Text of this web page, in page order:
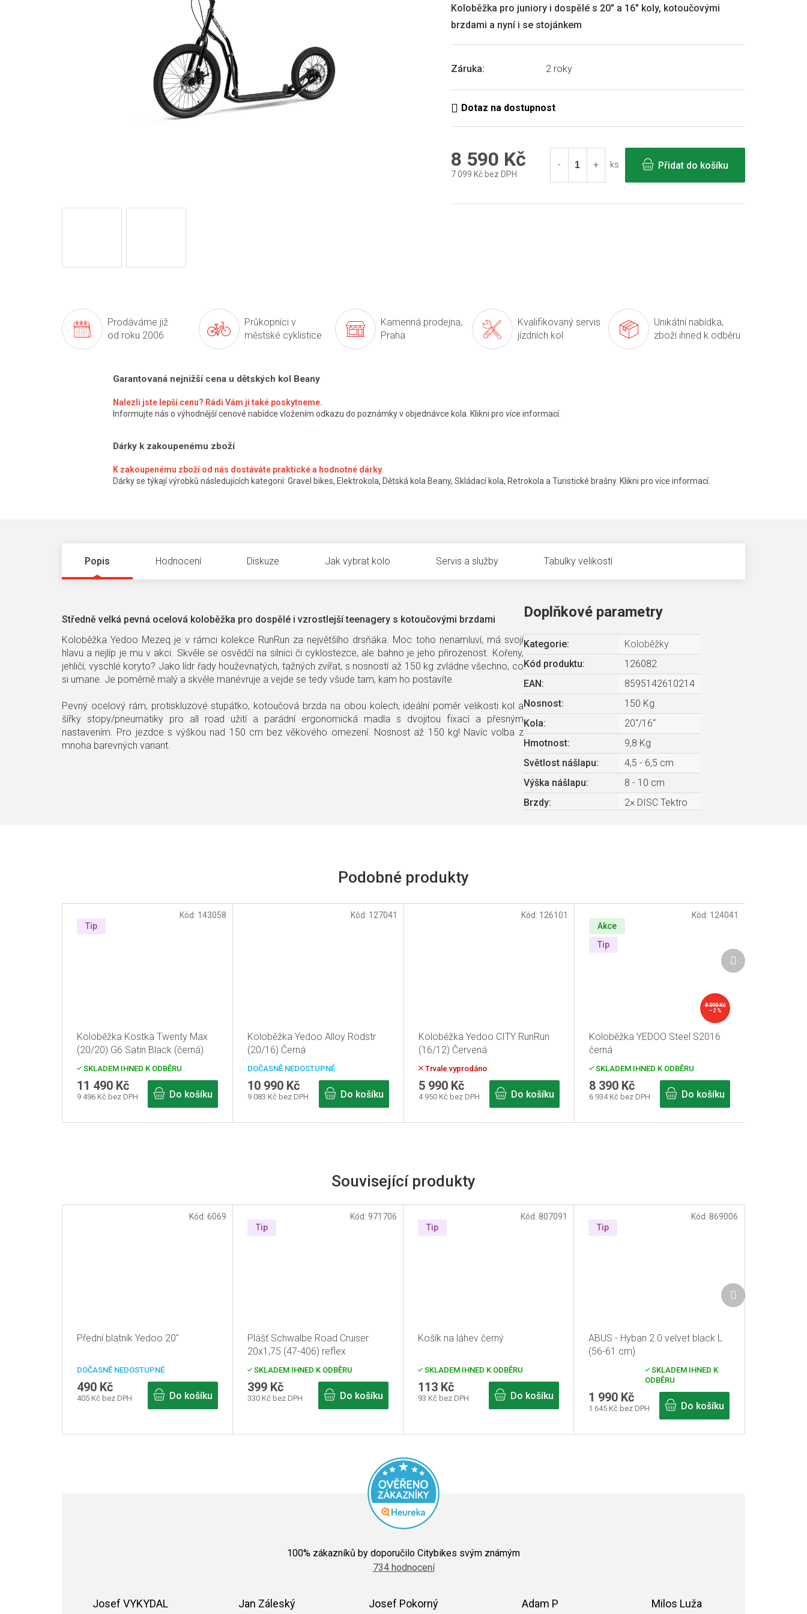
Záruka: 2 roky
Koloběžka pro juniory i dospělé s 20" a 16" koly, kotoučovými
brzdami a nyní i se stojánkem
0,0
5
8 590 Kč
7 099 Kč bez DPH
ks Přidat do košíku
Prodáváme již
od roku 2006
Průkopníci v
městské cyklistice
Kamenná prodejna,
Praha
Kvalifikovaný servis
jízdních kol
Unikátní nabídka,
zboží ihned k odběru
Garantovaná nejnižší cena u dětských kol Beany
Nalezli jste lepší cenu? Rádi Vám ji také poskytneme.
Informujte nás o výhodnější cenové nabídce vložením odkazu do poznámky v objednávce kola. Klikni pro více informací.
Dárky k zakoupenému zboží
K zakoupenému zboží od nás dostáváte praktické a hodnotné dárky.
Dárky se týkají výrobků následujících kategorií: Gravel bikes, Elektrokola, Dětská kola Beany, Skládací kola, Retrokola a Turistické brašny. Klikni pro více informací.
Související produkty
Přední blatník Yedoo 20"
DOČASNĚ NEDOSTUPNÉ
405 Kč bez DPH
490 Kč
Do košíku
Kód: 6069
Tip
Plášť Schwalbe Road Cruiser
20x1,75 (47-406) reflex
SKLADEM IHNED K ODBĚRU
330 Kč bez DPH
399 Kč
Do košíku
Kód: 971706
Tip
Košík na láhev černý
SKLADEM IHNED K ODBĚRU
93 Kč bez DPH
113 Kč
Do košíku
Kód: 807091
Tip
ABUS - Hyban 2.0 velvet black L
(56-61 cm)
produktu
je
5,0
5
SKLADEM IHNED K
ODBĚRU
1 645 Kč bez DPH
1 990 Kč
Do košíku
Kód: 869006
Další
produkt
Popis Hodnocení Diskuze Jak vybrat kolo Servis a služby Tabulky velikostí
Středně velká pevná ocelová koloběžka pro dospělé i vzrostlejší teenagery s kotoučovými brzdami
Koloběžka Yedoo Mezeq je v rámci kolekce RunRun za největšího drsňáka. Moc toho nenamluví, má svojí
hlavu a nejlíp je mu v akci. Skvěle se osvědčí na silnici či cyklostezce, ale bahno je jeho přirozenost. Kořeny,
jehličí, vyschlé koryto? Jako lídr řady houževnatých, tažných zvířat, s nosností až 150 kg zvládne všechno, co
si umane. Je poměrně malý a skvěle manévruje a vejde se tedy všude tam, kam ho postavíte.
Pevný ocelový rám, protiskluzové stupátko, kotoučová brzda na obou kolech, ideální poměr velikosti kol a
šířky stopy/pneumatiky pro all road užití a parádní ergonomická madla s dvojitou fixací a přesným
nastavením. Pro jezdce s výškou nad 150 cm bez věkového omezení. Nosnost až 150 kg! Navíc volba z
mnoha barevných variant.
Doplňkové parametry
Kategorie:
Koloběžky
Kód produktu:
126082
EAN :
8595142610214
Nosnost:
150 Kg
Kola:
20“/16“
Hmotnost:
9,8 Kg
Světlost nášlapu:
4,5 - 6,5 cm
Výška nášlapu:
8 - 10 cm
Brzdy: 2× DISC Tektro
Tip
Koloběžka Kostka Twenty Max
(20/20) G6 Satin Black (černá)
SKLADEM IHNED K ODBĚRU
9 496 Kč bez DPH
11 490 Kč
Do košíku
Kód: 143058
Koloběžka Yedoo Alloy Rodstr
(20/16) Černá
DOČASNĚ NEDOSTUPNÉ
9 083 Kč bez DPH
10 990 Kč
Do košíku
Kód: 127041
Koloběžka Yedoo CITY RunRun
(16/12) Červená
Trvale vyprodáno
4 950 Kč bez DPH
5 990 Kč
Do košíku
Kód: 126101
Akce
Tip
8 590 Kč
–2 %
Koloběžka YEDOO Steel S2016
černá
SKLADEM IHNED K ODBĚRU
6 934 Kč bez DPH
8 390 Kč
Do košíku
Kód: 124041
Další
produkt
hodnocení
obchodu
je
5
hvězdiček.
100% zákazníků by doporučilo Citybikes svým známým
734 hodnocení
Josef VYKYDAL Jan Záleský Josef Pokorný Adam P Milos Luža